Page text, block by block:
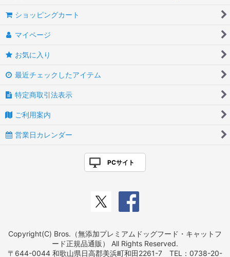
ショッピングカート
マイページ
お気に入り
最近チェックしたアイテム
特定商取引法表示
ご利用案内
営業日カレンダー
PCサイト
Copyright(C) Bros.（無添加プレミアムドッグフード・キャットフ
ード正規品通販） All Rights Reserved.
〒644-0044 和歌山県日高郡美浜町和田2261-7 TEL：0738-20-